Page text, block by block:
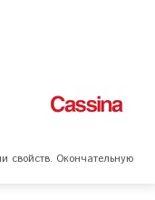
свойств. Окончательную